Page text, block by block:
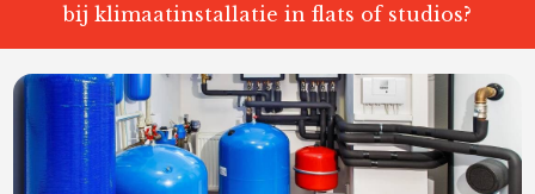
bij klimaatinstallatie in flats of studios?